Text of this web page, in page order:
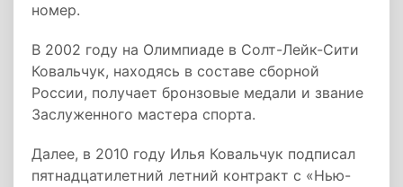
номер.
В 2002 году на Олимпиаде в Солт-Лейк-Сити
Ковальчук, находясь в составе сборной
России, получает бронзовые медали и звание
Заслуженного мастера спорта.
Далее, в 2010 году Илья Ковальчук подписал
пятнадцатилетний летний контракт с «Нью-